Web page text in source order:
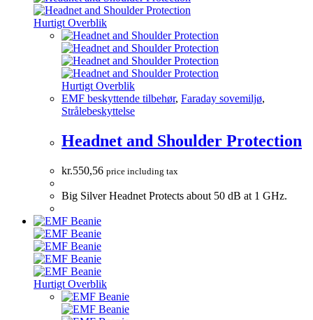
Hurtigt Overblik
Hurtigt Overblik
EMF beskyttende tilbehør, Faraday sovemiljø,
Strålebeskyttelse
Headnet and Shoulder Protection
kr.550,56 price including tax
Big Silver Headnet Protects about 50 dB at 1 GHz.
Hurtigt Overblik